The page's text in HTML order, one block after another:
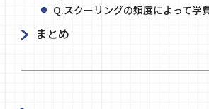
Q.スクーリングの頻度によって学
まとめ